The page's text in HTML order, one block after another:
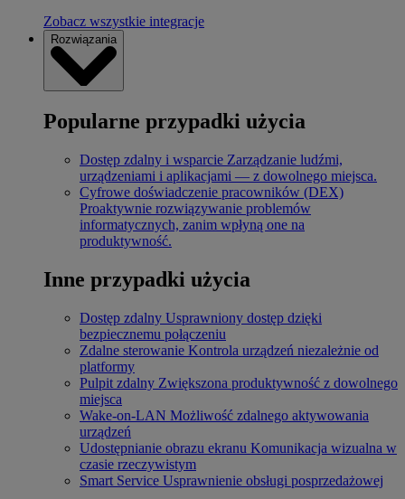
Zobacz wszystkie integracje
Rozwiązania
Popularne przypadki użycia
Dostęp zdalny i wsparcie Zarządzanie ludźmi,
urządzeniami i aplikacjami — z dowolnego miejsca.
Cyfrowe doświadczenie pracowników (DEX)
Proaktywnie rozwiązywanie problemów
informatycznych, zanim wpłyną one na
produktywność.
Inne przypadki użycia
Dostęp zdalny Usprawniony dostęp dzięki
bezpiecznemu połączeniu
Zdalne sterowanie Kontrola urządzeń niezależnie od
platformy
Pulpit zdalny Zwiększona produktywność z dowolnego
miejsca
Wake-on-LAN Możliwość zdalnego aktywowania
urządzeń
Udostępnianie obrazu ekranu Komunikacja wizualna w
czasie rzeczywistym
Smart Service Usprawnienie obsługi posprzedażowej